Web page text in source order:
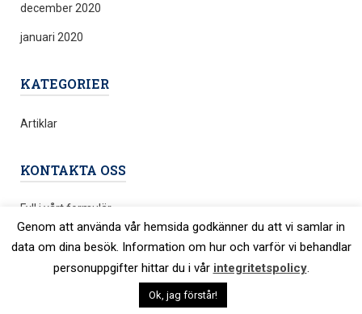
december 2020
januari 2020
KATEGORIER
Artiklar
KONTAKTA OSS
Fyll i vårt formulär
Integritetspolicy
Genom att använda vår hemsida godkänner du att vi samlar in
data om dina besök. Information om hur och varför vi behandlar
personuppgifter hittar du i vår integritetspolicy.
Ok, jag förstår!